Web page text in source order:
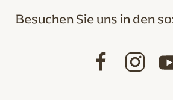
Besuchen Sie uns in den